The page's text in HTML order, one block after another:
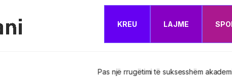
KREU LAJME
Pas një rrugëtimi të suksesshëm akademik pensionohet Prof. Asoc.